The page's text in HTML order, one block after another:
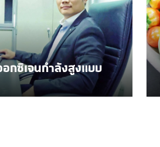
กซิเจนกำลังสูงแบบ